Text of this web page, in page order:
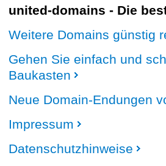
united-domains - Die
Weitere Domains günstig
Gehen Sie einfach und
Baukasten
Neue Domain-Endungen
Impressum
Datenschutzhinweise